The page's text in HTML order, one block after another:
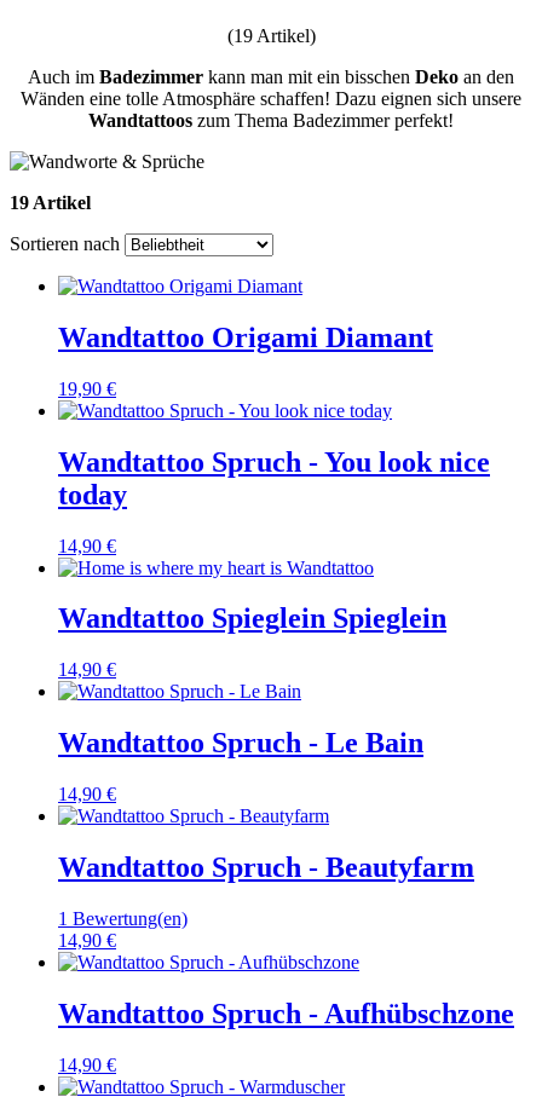
(19 Artikel)
Auch im Badezimmer kann man mit ein bisschen Deko an den
Wänden eine tolle Atmosphäre schaffen! Dazu eignen sich unsere
Wandtattoos zum Thema Badezimmer perfekt!
19 Artikel
Sortieren nach
Wandtattoo Origami Diamant
19,90 €
Wandtattoo Spruch - You look nice
today
14,90 €
Wandtattoo Spieglein Spieglein
14,90 €
Wandtattoo Spruch - Le Bain
14,90 €
Wandtattoo Spruch - Beautyfarm
1 Bewertung(en)
14,90 €
Wandtattoo Spruch - Aufhübschzone
14,90 €